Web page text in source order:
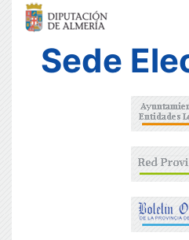
Sede